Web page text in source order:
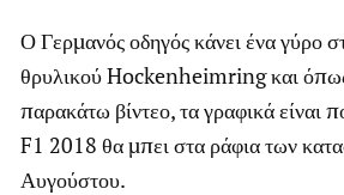
Ο Γερμανός οδηγός κάνει ένα γύρο
θρυλικού Hockenheimring και
παρακάτω βίντεο, τα γραφικά είναι
F1 2018 θα μπει στα ράφια των
Αυγούστου.